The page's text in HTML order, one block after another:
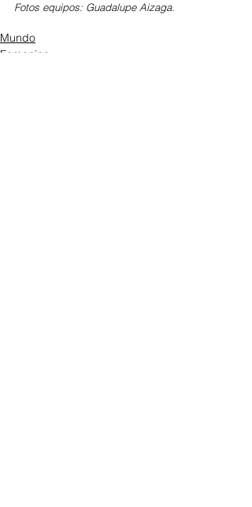
Fotos equipos: Guadalupe Aizaga.
Mundo
Femenino